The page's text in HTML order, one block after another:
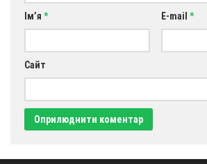
Ім’я * E-mail *
Сайт